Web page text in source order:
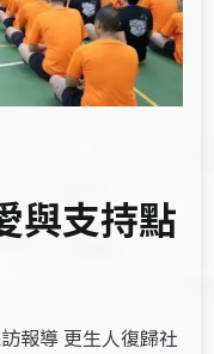
與支持點
報導 更生人復歸社